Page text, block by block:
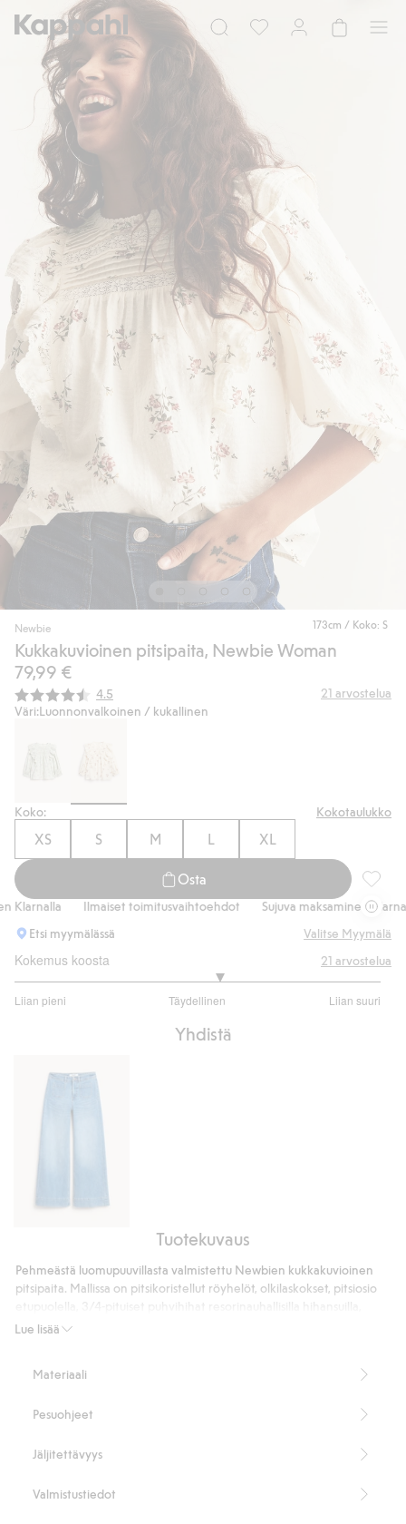
173cm / Koko: S
Newbie
Kukkakuvioinen pitsipaita, Newbie Woman
79,99 €
Keskimääräinen luokitus:
4.5 21 arvostelua
Väri:Luonnonvalkoinen / kukallinen
Koko: Kokotaulukko
XS S M L XL
Osta
Ilmaiset toimitusvaihtoehdot
Sujuva maksaminen Klarnalla
Etsi myymälässä
Valitse Myymälä
Kokemus koosta
Liian pieni Täydellinen Liian suuri
/
21 arvostelua
Yhdistä
high
Tuotekuvaus
Lue lisää
Pehmeästä luomupuuvillasta valmistettu Newbien kukkakuvioinen
pitsipaita. Mallissa on pitsikoristellut röyhelöt, olkilaskokset, pitsiosio
nappi ja silmukka selässä sekä pitsisomisteinen pääntie.
100 % luomupuuvillaa.
Luomupuuvilla – GOTS
Materiaali
Pesuohjeet
Jäljitettävyys
Valmistustiedot